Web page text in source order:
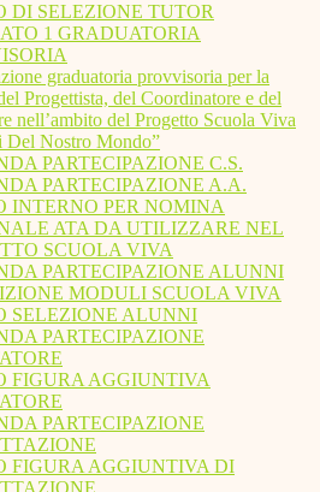
DI SELEZIONE TUTOR
1 GRADUATORIA
graduatoria provvisoria per la
Progettista, del Coordinatore e del
nell’ambito del Progetto Scuola Viva
Del Nostro Mondo”
PARTECIPAZIONE C.S.
PARTECIPAZIONE A.A.
INTERNO PER NOMINA
ATA DA UTILIZZARE NEL
SCUOLA VIVA
PARTECIPAZIONE ALUNNI
MODULI SCUOLA VIVA
SELEZIONE ALUNNI
PARTECIPAZIONE
FIGURA AGGIUNTIVA
PARTECIPAZIONE
FIGURA AGGIUNTIVA DI